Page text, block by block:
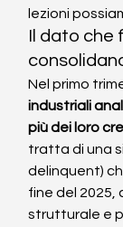
lezioni
Il dato
Nel primo
industriali
più dei loro
tratta di una
delinquent)
fine del
strutturale e